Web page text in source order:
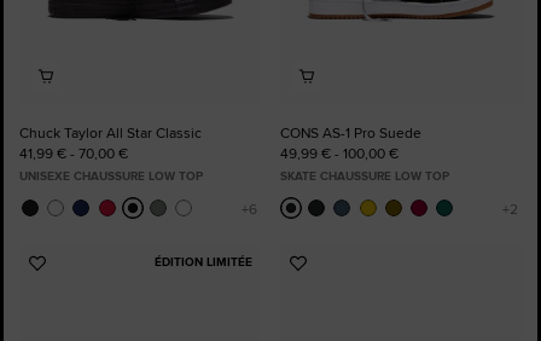
Chuck Taylor All Star Classic
41,99 € - 70,00 €
UNISEXE CHAUSSURE LOW TOP
CONS AS-1 Pro Suede
49,99 € - 100,00 €
SKATE CHAUSSURE LOW TOP
ÉDITION LIMITÉE
Ajouter
Ajouter